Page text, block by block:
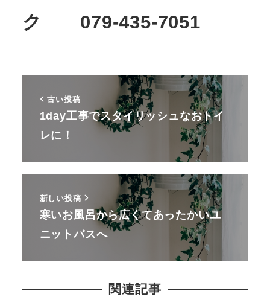
ク 079-435-7051
古い投稿
1day工事でスタイリッシュなおトイ
レに！
新しい投稿
寒いお風呂から広くてあったかいユ
ニットバスへ
関連記事